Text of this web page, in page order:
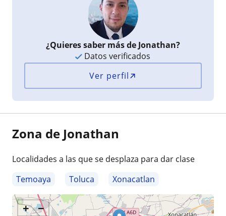
¿Quieres saber más de Jonathan?
Datos verificados
Ver perfil
Zona de Jonathan
Localidades a las que se desplaza para dar clase
Temoaya
Toluca Xonacatlan
+ −